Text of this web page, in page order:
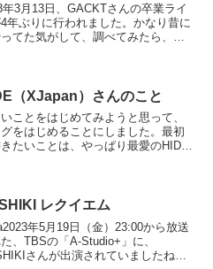
年3月13日、GACKTさんの卒業ライ
年ぶりに行われました。かなり昔に
てた気がして、調べてみたら、今
（XJapan）さんのこと
ことをはじめてみようと思って、
をはじめることにしました。最初
たいことは、やっぱり最愛のHIDE
レクイエム
年5月19日（金）23:00から放送
、TBSの「A-Studio+」に、
さんが出演されていましたね。